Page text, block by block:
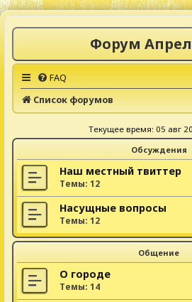
Форум
FAQ
Список форумов
Текущее время: 05 авг
Обсуждения
Наш местный твиттер
Темы: 12
Насущные вопросы
Темы: 12
Общение
О городе
Темы: 14